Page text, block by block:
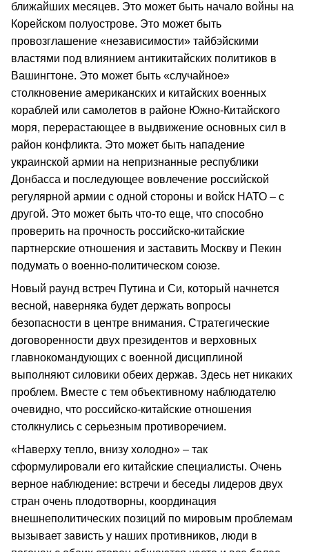
ближайших месяцев. Это может быть начало войны на
Корейском полуострове. Это может быть
провозглашение «независимости» тайбэйскими
властями под влиянием антикитайских политиков в
Вашингтоне. Это может быть «случайное»
столкновение американских и китайских военных
кораблей или самолетов в районе Южно-Китайского
моря, перерастающее в выдвижение основных сил в
район конфликта. Это может быть нападение
украинской армии на непризнанные республики
Донбасса и последующее вовлечение российской
регулярной армии с одной стороны и войск НАТО – с
другой. Это может быть что-то еще, что способно
проверить на прочность российско-китайские
партнерские отношения и заставить Москву и Пекин
подумать о военно-политическом союзе.
Новый раунд встреч Путина и Си, который начнется
весной, наверняка будет держать вопросы
безопасности в центре внимания. Стратегические
договоренности двух президентов и верховных
главнокомандующих с военной дисциплиной
выполняют силовики обеих держав. Здесь нет никаких
проблем. Вместе с тем объективному наблюдателю
очевидно, что российско-китайские отношения
столкнулись с серьезным противоречием.
«Наверху тепло, внизу холодно» – так
сформулировали его китайские специалисты. Очень
верное наблюдение: встречи и беседы лидеров двух
стран очень плодотворны, координация
внешнеполитических позиций по мировым проблемам
вызывает зависть у наших противников, люди в